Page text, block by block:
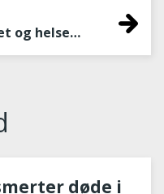
5 Hendelsesforløpet og helsehjelpen
døde i